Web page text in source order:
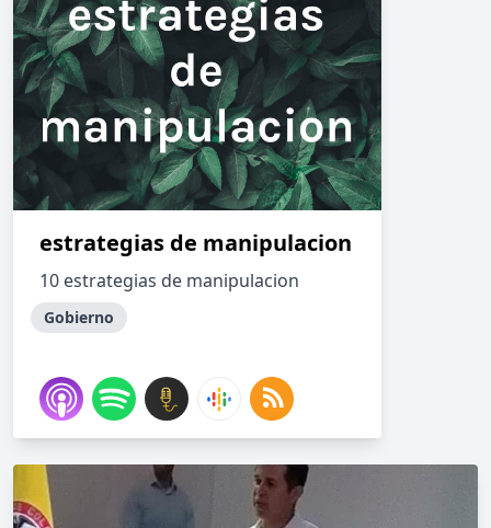
estrategias de manipulacion
10 estrategias de manipulacion
Gobierno